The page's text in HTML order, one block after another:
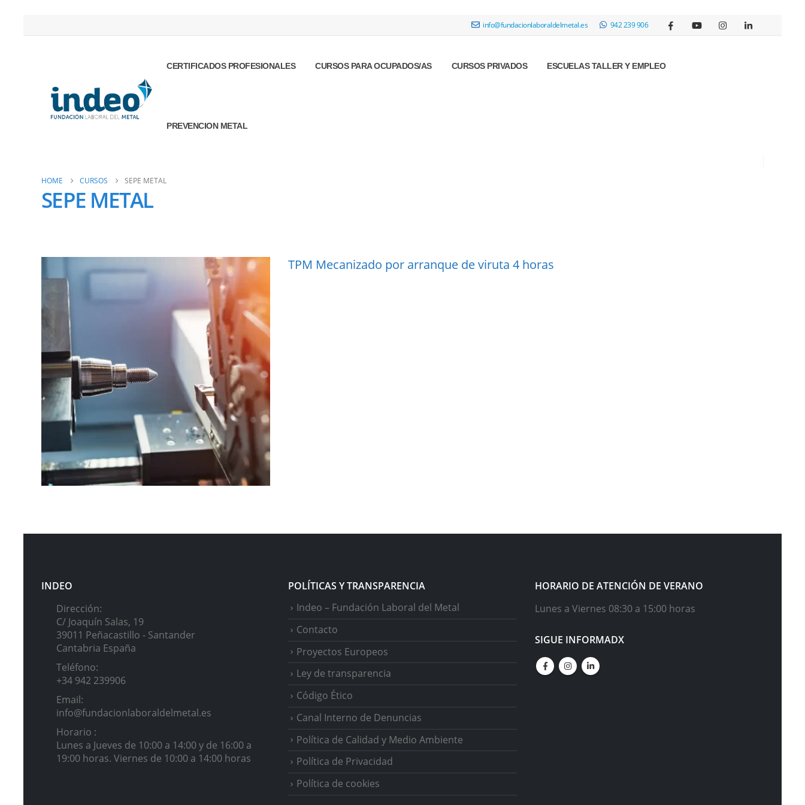
info@fundacionlaboraldelmetal.es 942 239 906
CERTIFICADOS PROFESIONALES CURSOS PARA OCUPADOS/AS CURSOS PRIVADOS ESCUELAS TALLER Y EMPLEO
PREVENCION METAL
HOME CURSOS SEPE METAL
SEPE METAL
TPM Mecanizado por arranque de viruta 4 horas
INDEO
Dirección:
C/ Joaquín Salas, 19
39011 Peñacastillo - Santander
Cantabria España
Teléfono:
+34 942 239906
Email:
info@fundacionlaboraldelmetal.es
Horario :
Lunes a Jueves de 10:00 a 14:00 y de 16:00 a
19:00 horas. Viernes de 10:00 a 14:00 horas
POLÍTICAS Y TRANSPARENCIA
Indeo – Fundación Laboral del Metal
Contacto
Proyectos Europeos
Ley de transparencia
Código Ético
Canal Interno de Denuncias
Política de Calidad y Medio Ambiente
Política de Privacidad
Política de cookies
HORARIO DE ATENCIÓN DE VERANO
Lunes a Viernes 08:30 a 15:00 horas
SIGUE INFORMADX